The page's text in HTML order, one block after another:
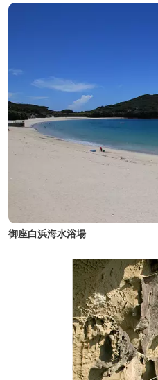
御座白浜海水浴場